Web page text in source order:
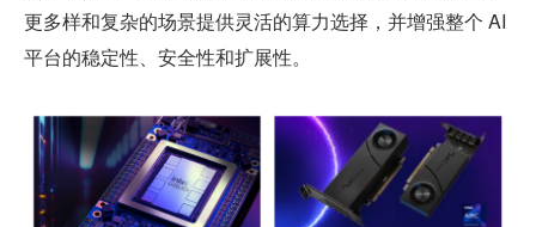
更多样和复杂的场景提供灵活的算力选择，并增强整个 AI
平台的稳定性、安全性和扩展性。